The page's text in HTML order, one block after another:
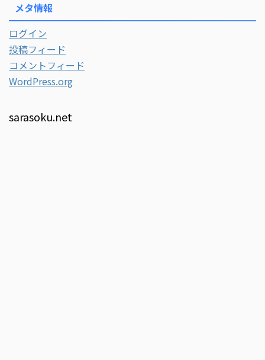
メタ情報
ログイン
投稿フィード
コメントフィード
WordPress.org
sarasoku.net